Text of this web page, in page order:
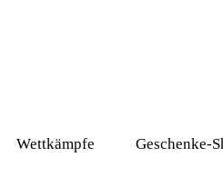
Menü
▼
Wettkämpfe ▼
Geschenke-